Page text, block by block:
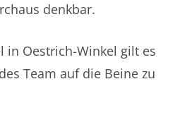
denkbar.
in Oestrich-Winkel gilt es
Team auf die Beine zu